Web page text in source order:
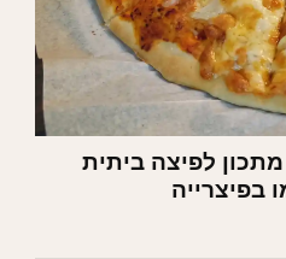
לפיצה ביתית
בפיצרייה